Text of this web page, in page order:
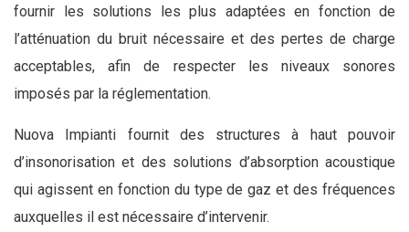
fournir les solutions les plus adaptées en fonction de
l’atténuation du bruit nécessaire et des pertes de charge
acceptables, afin de respecter les niveaux sonores
imposés par la réglementation.
Nuova Impianti fournit des structures à haut pouvoir
d’insonorisation et des solutions d’absorption acoustique
qui agissent en fonction du type de gaz et des fréquences
auxquelles il est nécessaire d’intervenir.